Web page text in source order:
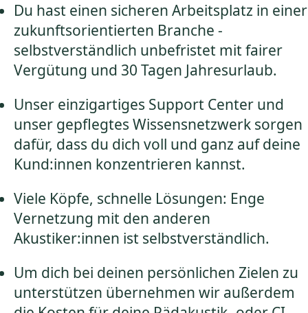
Du hast einen sicheren Arbeitsplatz in einer
zukunftsorientierten Branche -
selbstverständlich unbefristet mit fairer
Vergütung und 30 Tagen Jahresurlaub.
Unser einzigartiges Support Center und
unser gepflegtes Wissensnetzwerk sorgen
dafür, dass du dich voll und ganz auf deine
Kund:innen konzentrieren kannst.
Viele Köpfe, schnelle Lösungen: Enge
Vernetzung mit den anderen
Akustiker:innen ist selbstverständlich.
Um dich bei deinen persönlichen Zielen zu
unterstützen übernehmen wir außerdem